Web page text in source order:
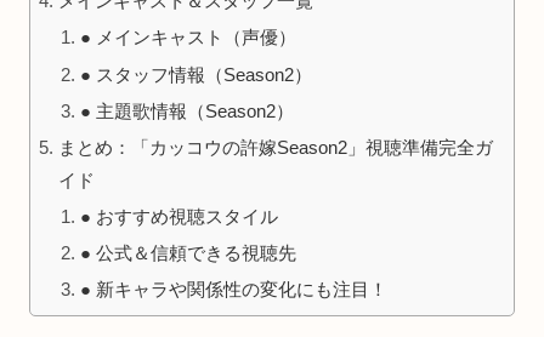
● メインキャスト（声優）
● スタッフ情報（Season2）
● 主題歌情報（Season2）
まとめ：「カッコウの許嫁Season2」視聴準備完全ガ
イド
● おすすめ視聴スタイル
● 公式＆信頼できる視聴先
● 新キャラや関係性の変化にも注目！